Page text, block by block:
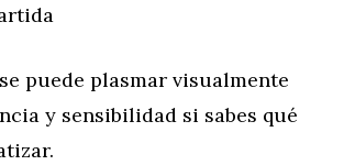
puede plasmar visualmente
y sensibilidad si sabes qué